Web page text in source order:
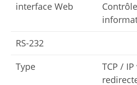
interface Web
RS-232
Type
TCP /